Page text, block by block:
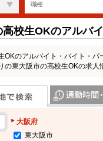
職種
校生OKのアルバ
OKのアルバイト・バイト・パ
の東大阪市の高校生OKの求人
大阪府
東大阪市